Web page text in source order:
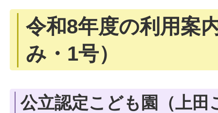
令和8年度の利用案
み・1号）
公立認定こども園（上田